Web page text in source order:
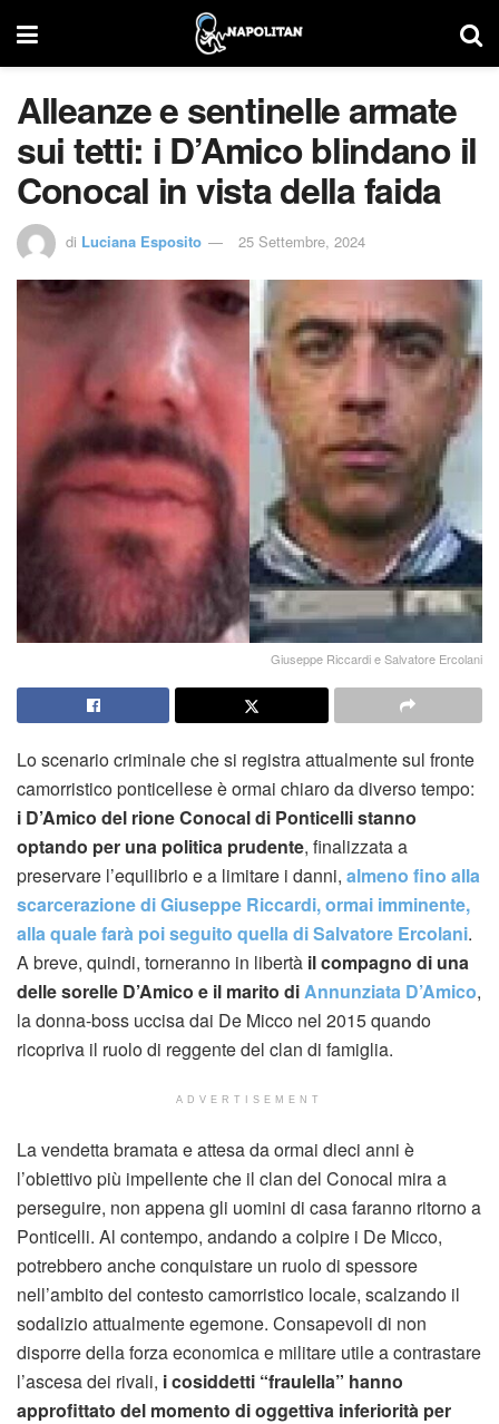
Alleanze e sentinelle armate
sui tetti: i D’Amico blindano il
Conocal in vista della faida
di Luciana Esposito 25 Settembre, 2024
Giuseppe Riccardi e Salvatore Ercolani
Lo scenario criminale che si registra attualmente sul fronte
camorristico ponticellese è ormai chiaro da diverso tempo:
i D’Amico del rione Conocal di Ponticelli stanno
optando per una politica prudente, finalizzata a
preservare l’equilibrio e a limitare i danni, almeno fino alla
scarcerazione di Giuseppe Riccardi, ormai imminente,
alla quale farà poi seguito quella di Salvatore Ercolani.
A breve, quindi, torneranno in libertà il compagno di una
delle sorelle D’Amico e il marito diAnnunziata D’Amico,
la donna-boss uccisa dai De Micco nel 2015 quando
ricopriva il ruolo di reggente del clan di famiglia.
ADVERTISEMENT
La vendetta bramata e attesa da ormai dieci anni è
l’obiettivo più impellente che il clan del Conocal mira a
perseguire, non appena gli uomini di casa faranno ritorno a
Ponticelli. Al contempo, andando a colpire i De Micco,
potrebbero anche conquistare un ruolo di spessore
nell’ambito del contesto camorristico locale, scalzando il
sodalizio attualmente egemone. Consapevoli di non
disporre della forza economica e militare utile a contrastare
l’ascesa dei rivali, i cosiddetti “fraulella” hanno
approfittato del momento di oggettiva inferiorità per